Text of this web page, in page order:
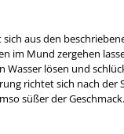
aus den
im Mund zergehen
Wasser lösen und
richtet sich nach der
süßer der Geschmack.